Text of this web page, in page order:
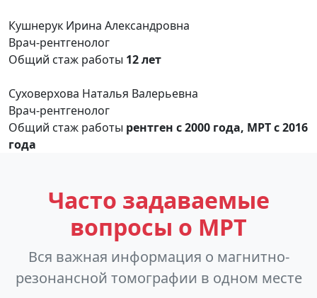
Кушнерук Ирина Александровна
Врач-рентгенолог
Общий стаж работы 12 лет
Суховерхова Наталья Валерьевна
Врач-рентгенолог
Общий стаж работы рентген с 2000 года, МРТ с 2016
года
Часто задаваемые
вопросы о МРТ
Вся важная информация о магнитно-
резонансной томографии в одном месте